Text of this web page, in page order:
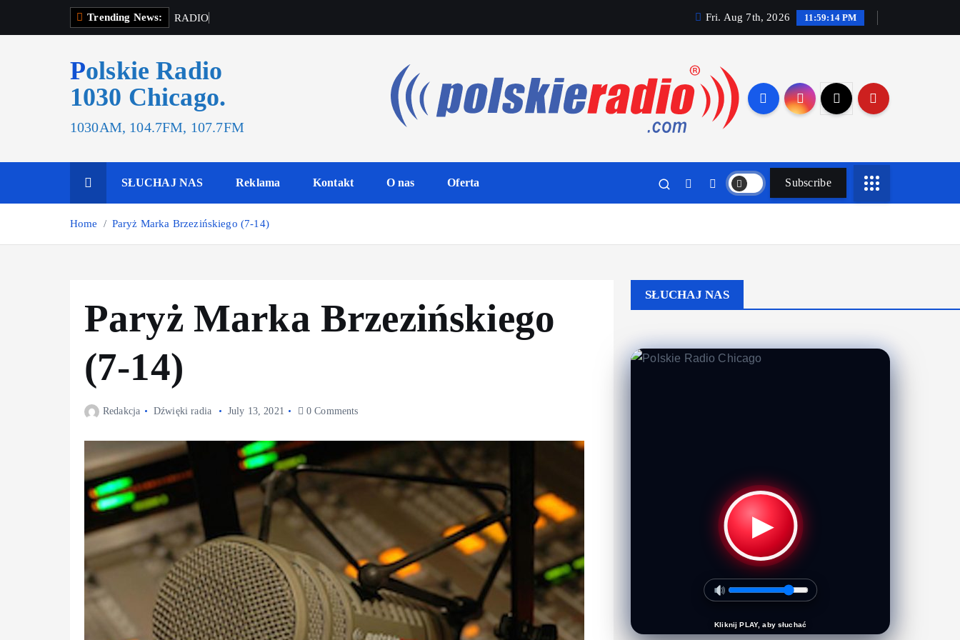
Trending News: RADIO Fri. Aug 7th, 2026 11:59:15 PM
Polskie Radio
1030 Chicago.
1030AM, 104.7FM, 107.7FM
SŁUCHAJ NAS Reklama Kontakt O nas Oferta Subscribe
Home Paryż Marka Brzezińskiego (7-14)
Paryż Marka Brzezińskiego
(7-14)
Redakcja Dźwięki radia July 13, 2021 0 Comments
SŁUCHAJ NAS
▶
Kliknij PLAY, aby słuchać